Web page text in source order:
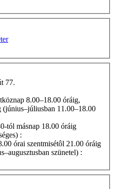
77.
minden hétköznap 8.00–18.00 óráig,
(június–júliusban 11.00–18.00
tól másnap 18.00 óráig
:
órai szentmisétôl 21.00 óráig
szünetel) :